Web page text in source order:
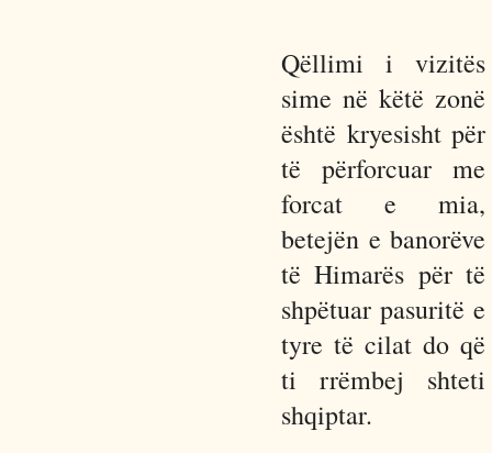
Qëllimi i vizitës
sime në këtë zonë
është kryesisht për
të përforcuar me
forcat e mia,
betejën e banorëve
të Himarës për të
shpëtuar pasuritë e
tyre të cilat do që
ti rrëmbej shteti
shqiptar.